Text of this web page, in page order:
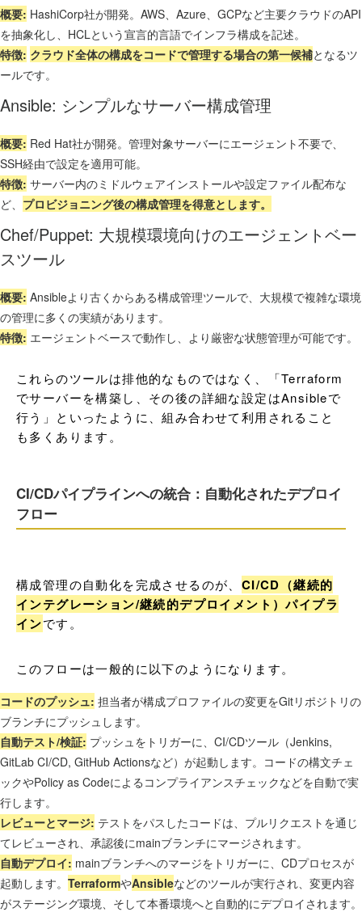
概要: HashiCorp社が開発。AWS、Azure、GCPなど主要クラウドのAPI
を抽象化し、HCLという宣言的言語でインフラ構成を記述。
特徴: クラウド全体の構成をコードで管理する場合の第一候補となるツ
ールです。
Ansible: シンプルなサーバー構成管理
概要: Red Hat社が開発。管理対象サーバーにエージェント不要で、
SSH経由で設定を適用可能。
特徴: サーバー内のミドルウェアインストールや設定ファイル配布な
ど、 プロビジョニング後の構成管理を得意とします。
Chef/Puppet: 大規模環境向けのエージェントベー
スツール
概要: Ansibleより古くからある構成管理ツールで、大規模で複雑な環境
の管理に多くの実績があります。
特徴: エージェントベースで動作し、より厳密な状態管理が可能です。
これらのツールは排他的なものではなく、「Terraform
でサーバーを構築し、その後の詳細な設定はAnsibleで
行う」といったように、組み合わせて利用されること
も多くあります。
CI/CDパイプラインへの統合：自動化されたデプロイ
フロー
構成管理の自動化を完成させるのが、 CI/CD（継続的
インテグレーション/継続的デプロイメント）パイプラ
インです。
このフローは一般的に以下のようになります。
コードのプッシュ: 担当者が構成プロファイルの変更をGitリポジトリの
ブランチにプッシュします。
自動テスト/検証: プッシュをトリガーに、CI/CDツール（Jenkins,
GitLab CI/CD, GitHub Actionsなど）が起動します。コードの構文チェ
ックやPolicy as Codeによるコンプライアンスチェックなどを自動で実
行します。
レビューとマージ: テストをパスしたコードは、プルリクエストを通じ
てレビューされ、承認後にmainブランチにマージされます。
自動デプロイ: mainブランチへのマージをトリガーに、CDプロセスが
起動します。 TerraformやAnsibleなどのツールが実行され、変更内容
がステージング環境、そして本番環境へと自動的にデプロイされます。